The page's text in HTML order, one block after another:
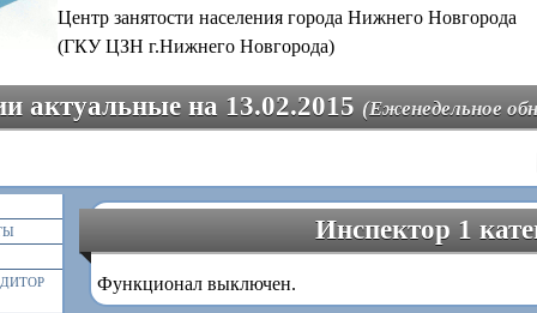
Центр занятости населения города Нижнего Новгорода
(ГКУ ЦЗН г.Нижнего Новгорода)
актуальные на 13.02.2015 (Еженедельное
Инспектор 1
Функционал выключен.